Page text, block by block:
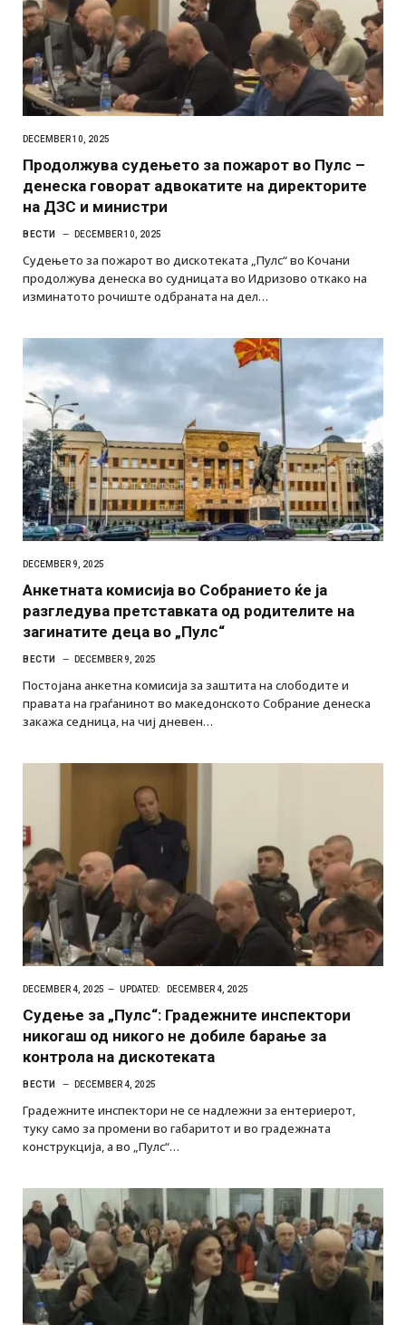
DECEMBER 10, 2025
Продолжува судењето за пожарот во Пулс –
денеска говорат адвокатите на директорите
на ДЗС и министри
ВЕСТИ DECEMBER 10, 2025
Судењето за пожарот во дискотеката „Пулс“ во Кочани
продолжува денеска во судницата во Идризово откако на
изминатото рочиште одбраната на дел…
DECEMBER 9, 2025
Анкетната комисија во Собранието ќе ја
разгледува претставката од родителите на
загинатите деца во „Пулс“
ВЕСТИ DECEMBER 9, 2025
Постојана анкетна комисија за заштита на слободите и
правата на граѓанинот во македонското Собрание денеска
закажа седница, на чиј дневен…
DECEMBER 4, 2025 UPDATED: DECEMBER 4, 2025
Судење за „Пулс“: Градежните инспектори
никогаш од никого не добиле барање за
контрола на дискотеката
ВЕСТИ DECEMBER 4, 2025
Градежните инспектори не се надлежни за ентериерот,
туку само за промени во габаритот и во градежната
конструкција, а во „Пулс“…